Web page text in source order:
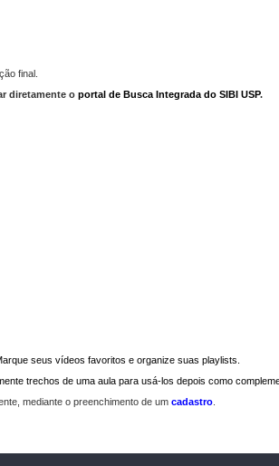
final.
diretamente o portal de Busca Integrada do SIBI USP.
seus vídeos favoritos e organize suas playlists.
trechos de uma aula para usá-los depois como
mediante o preenchimento de um cadastro